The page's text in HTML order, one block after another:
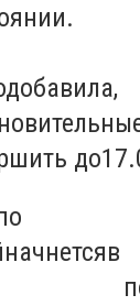
.
добавила,
до
начнетсяв
п